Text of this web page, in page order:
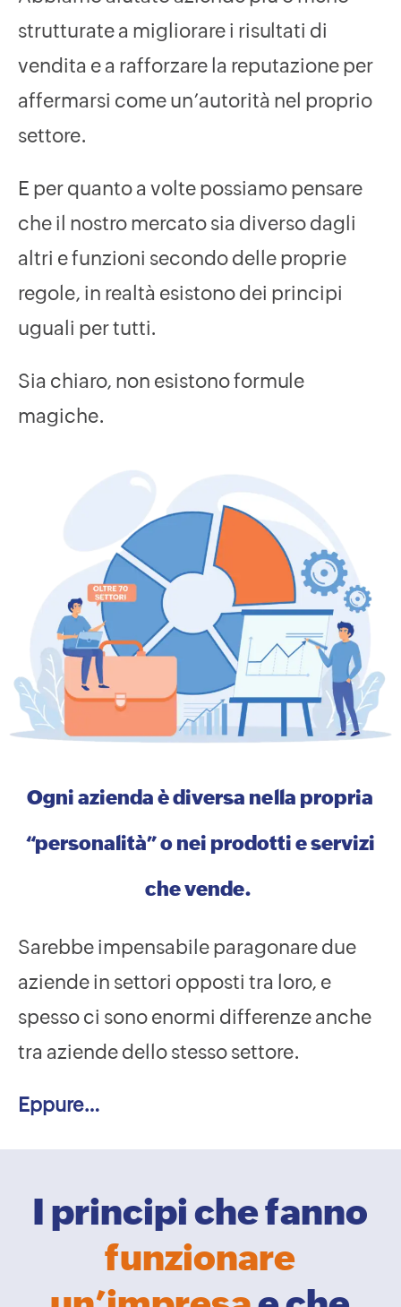
strutturate a migliorare i risultati di
vendita e a rafforzare la reputazione per
affermarsi come un’autorità nel proprio
settore.
E per quanto a volte possiamo pensare
che il nostro mercato sia diverso dagli
altri e funzioni secondo delle proprie
regole, in realtà esistono dei principi
uguali per tutti.
Sia chiaro, non esistono formule
magiche.
Ogni azienda è diversa nella propria
“personalità” o nei prodotti e servizi
che vende.
Sarebbe impensabile paragonare due
aziende in settori opposti tra loro, e
spesso ci sono enormi differenze anche
tra aziende dello stesso settore.
Eppure…
I principi che fanno
funzionare